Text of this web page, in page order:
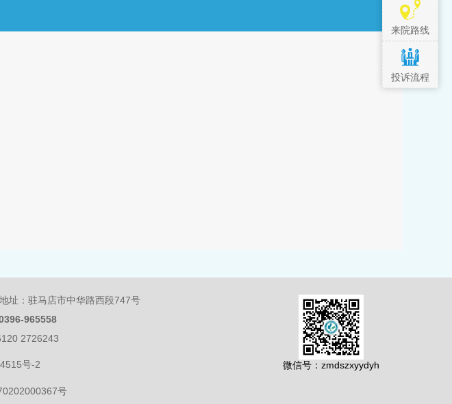
微信号：zmdszxyydyh
址：驻马店市中华路西段747号
965558
2726243
号-2
号
先措施
来院路线
投诉流程